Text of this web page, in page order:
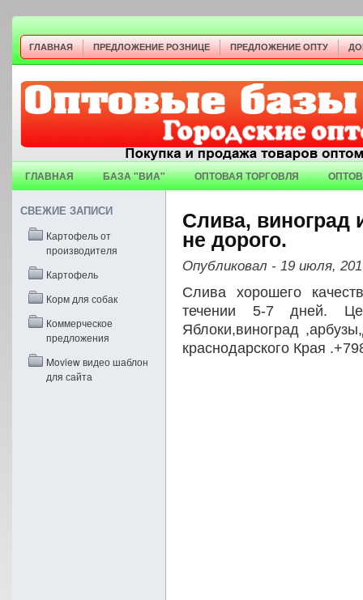
ГЛАВНАЯ ПРЕДЛОЖЕНИЕ РОЗНИЦЕ ПРЕДЛОЖЕНИЕ ОПТУ
ГЛАВНАЯ БАЗА "ВИА" ОПТОВАЯ ТОРГОВЛЯ
СВЕЖИЕ ЗАПИСИ
Картофель от
производителя
Картофель
Корм для собак
Коммерческое
предложения
Moview видео шаблон
для сайта
Слива, виноград
не дорого.
Опубликовал - 19 июля,
Слива хорошего
течении 5-7 дней.
Яблоки,виноград
краснодарского Края